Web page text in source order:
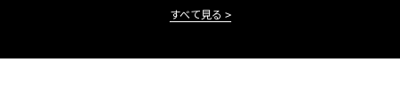
すべて見る